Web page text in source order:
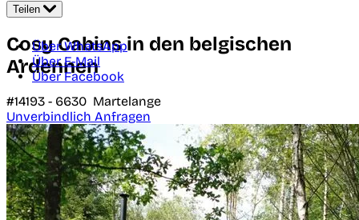
Teilen
Über WhatsApp
Über E-Mail
Über Facebook
Cosy Cabins in den belgischen
Ardennen
#14193 - 6630 Martelange
Unverbindlich Anfragen